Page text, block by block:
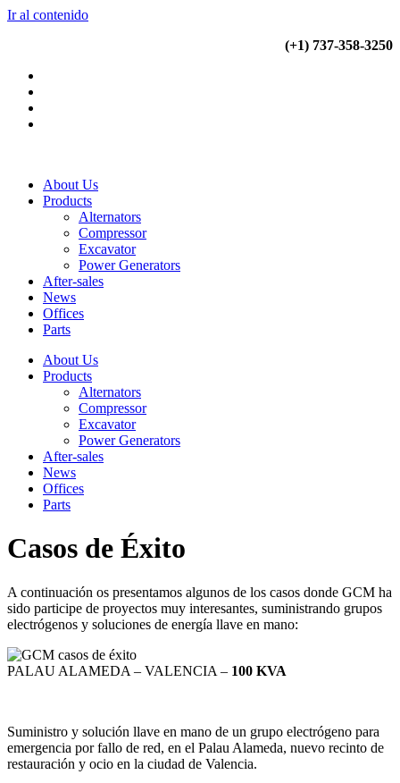
Ir al contenido
(+1) 737-358-3250
About Us
Products
Alternators
Compressor
Excavator
Power Generators
After-sales
News
Offices
Parts
About Us
Products
Alternators
Compressor
Excavator
Power Generators
After-sales
News
Offices
Parts
Casos de Éxito
A continuación os presentamos algunos de los casos donde GCM ha
sido participe de proyectos muy interesantes, suministrando grupos
electrógenos y soluciones de energía llave en mano:
PALAU ALAMEDA – VALENCIA – 100 KVA
Suministro y solución llave en mano de un grupo electrógeno para
emergencia por fallo de red, en el Palau Alameda, nuevo recinto de
restauración y ocio en la ciudad de Valencia.